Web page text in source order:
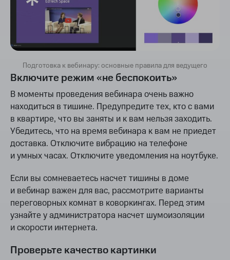
Подготовка к вебинару: основные правила для ведущего
Включите режим «не беспокоить»
В моменты проведения вебинара очень важно
находиться в тишине. Предупредите тех, кто с вами
в квартире, что вы заняты и к вам нельзя заходить.
Убедитесь, что на время вебинара к вам не приедет
доставка. Отключите вибрацию на телефоне
и умных часах. Отключите уведомления на ноутбуке.
Если вы сомневаетесь насчет тишины в доме
и вебинар важен для вас, рассмотрите варианты
переговорных комнат в коворкингах. Перед этим
узнайте у администратора насчет шумоизоляции
и скорости интернета.
Проверьте качество картинки